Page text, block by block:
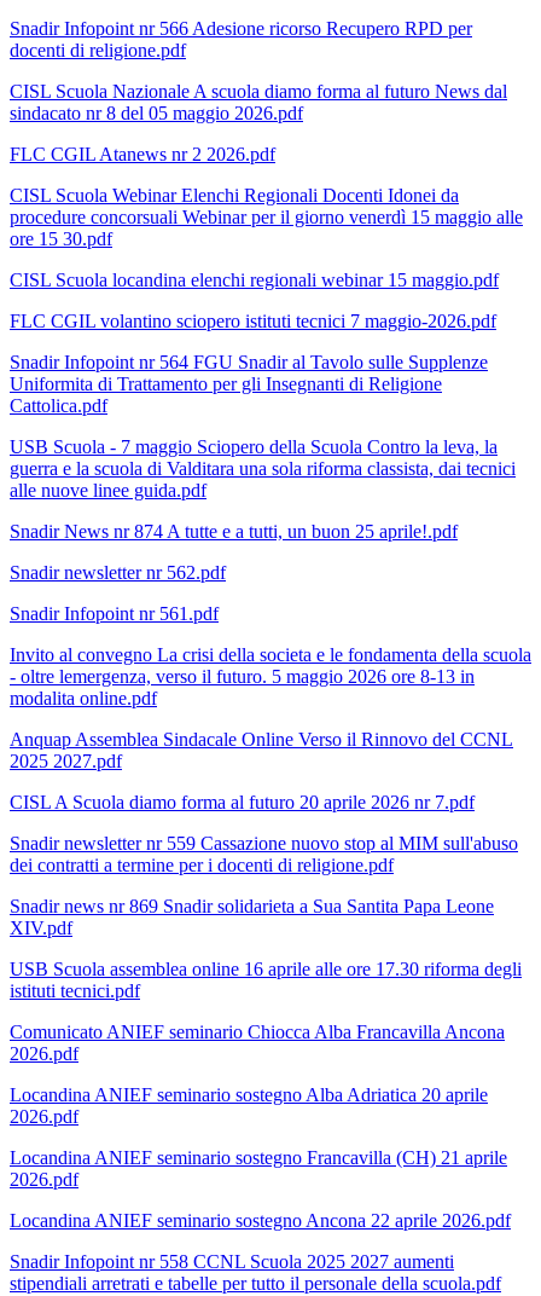
Snadir Infopoint nr 566 Adesione ricorso Recupero RPD per
docenti di religione.pdf
CISL Scuola Nazionale A scuola diamo forma al futuro News dal
sindacato nr 8 del 05 maggio 2026.pdf
FLC CGIL Atanews nr 2 2026.pdf
CISL Scuola Webinar Elenchi Regionali Docenti Idonei da
procedure concorsuali Webinar per il giorno venerdì 15 maggio alle
ore 15 30.pdf
CISL Scuola locandina elenchi regionali webinar 15 maggio.pdf
FLC CGIL volantino sciopero istituti tecnici 7 maggio-2026.pdf
Snadir Infopoint nr 564 FGU Snadir al Tavolo sulle Supplenze
Uniformita di Trattamento per gli Insegnanti di Religione
Cattolica.pdf
USB Scuola - 7 maggio Sciopero della Scuola Contro la leva, la
guerra e la scuola di Valditara una sola riforma classista, dai tecnici
alle nuove linee guida.pdf
Snadir News nr 874 A tutte e a tutti, un buon 25 aprile!.pdf
Snadir newsletter nr 562.pdf
Snadir Infopoint nr 561.pdf
Invito al convegno La crisi della societa e le fondamenta della scuola
- oltre lemergenza, verso il futuro. 5 maggio 2026 ore 8-13 in
modalita online.pdf
Anquap Assemblea Sindacale Online Verso il Rinnovo del CCNL
2025 2027.pdf
CISL A Scuola diamo forma al futuro 20 aprile 2026 nr 7.pdf
Snadir newsletter nr 559 Cassazione nuovo stop al MIM sull'abuso
dei contratti a termine per i docenti di religione.pdf
Snadir news nr 869 Snadir solidarieta a Sua Santita Papa Leone
XIV.pdf
USB Scuola assemblea online 16 aprile alle ore 17.30 riforma degli
istituti tecnici.pdf
Comunicato ANIEF seminario Chiocca Alba Francavilla Ancona
2026.pdf
Locandina ANIEF seminario sostegno Alba Adriatica 20 aprile
2026.pdf
Locandina ANIEF seminario sostegno Francavilla (CH) 21 aprile
2026.pdf
Locandina ANIEF seminario sostegno Ancona 22 aprile 2026.pdf
Snadir Infopoint nr 558 CCNL Scuola 2025 2027 aumenti
stipendiali arretrati e tabelle per tutto il personale della scuola.pdf